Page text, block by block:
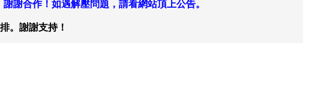
謝合作！如遇解壓問題，請看網站頂上公告。
。謝謝支持！